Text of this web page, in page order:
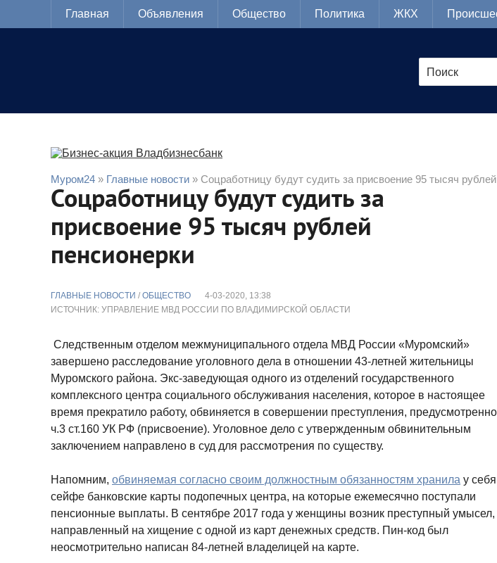
Главная Объявления Общество Политика ЖКХ
Муром24 » Главные новости » Соцработницу будут судить за присвоение 95 тысяч
Соцработницу будут судить за
присвоение 95 тысяч рублей
пенсионерки
ГЛАВНЫЕ НОВОСТИ / ОБЩЕСТВО
4-03-2020, 13:38
ИСТОЧНИК: УПРАВЛЕНИЕ МВД РОССИИ ПО ВЛАДИМИРСКОЙ ОБЛАСТИ
Следственным отделом межмуниципального отдела МВД России «Муромский»
завершено расследование уголовного дела в отношении 43-летней жительницы
Муромского района. Экс-заведующая одного из отделений государственного
комплексного центра социального обслуживания населения, которое в настоящее
время прекратило работу, обвиняется в совершении преступления,
ч.3 ст.160 УК РФ (присвоение). Уголовное дело с утвержденным обвинительным
заключением направлено в суд для рассмотрения по существу.
Напомним, обвиняемая согласно своим должностным обязанностям хранила у
сейфе банковские карты подопечных центра, на которые ежемесячно поступали
пенсионные выплаты. В сентябре 2017 года у женщины возник преступный умысел,
направленный на хищение с одной из карт денежных средств. Пин-код был
неосмотрительно написан 84-летней владелицей на карте.